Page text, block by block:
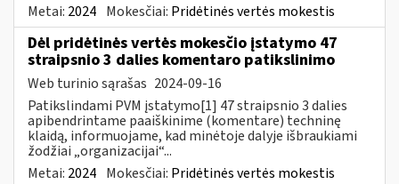
Metai: 2024 Mokesčiai: Pridėtinės vertės mokestis
Dėl pridėtinės vertės mokesčio įstatymo 47
straipsnio 3 dalies komentaro patikslinimo
Web turinio sąrašas 2024-09-16
Patikslindami PVM įstatymo[1] 47 straipsnio 3 dalies
apibendrintame paaiškinime (komentare) techninę
klaidą, informuojame, kad minėtoje dalyje išbraukiami
žodžiai „organizacijai“...
Metai: 2024 Mokesčiai: Pridėtinės vertės mokestis